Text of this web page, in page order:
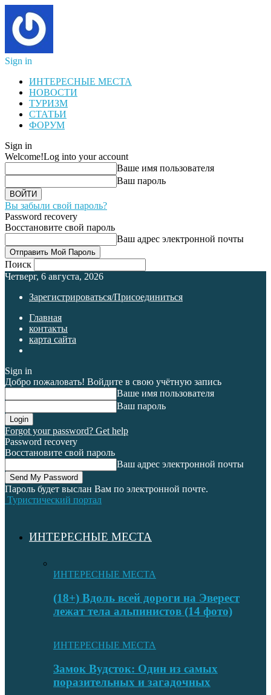
Sign in
ИНТЕРЕСНЫЕ МЕСТА
НОВОСТИ
ТУРИЗМ
СТАТЬИ
ФОРУМ
Sign in
Welcome!Log into your account
Ваше имя пользователя
Ваш пароль
Вы забыли свой пароль?
Password recovery
Восстановите свой пароль
Ваш адрес электронной почты
Поиск
Четверг, 6 августа, 2026
Зарегистрироваться/Присоединиться
Главная
контакты
карта сайта
Sign in
Добро пожаловать! Войдите в свою учётную запись
Ваше имя пользователя
Ваш пароль
Forgot your password? Get help
Password recovery
Восстановите свой пароль
Ваш адрес электронной почты
Пароль будет выслан Вам по электронной почте.
Туристический портал
ИНТЕРЕСНЫЕ МЕСТА
ИНТЕРЕСНЫЕ МЕСТА
(18+) Вдоль всей дороги на Эверест
лежат тела альпинистов (14 фото)
ИНТЕРЕСНЫЕ МЕСТА
Замок Вудсток: Один из самых
поразительных и загадочных